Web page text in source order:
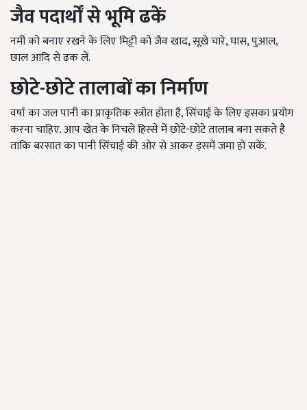
जैव पदार्थों से भूमि ढकें
नमी को बनाए रखने के लिए मिट्टी को जैव खाद, सूखे चारे, घास, पुआल,
छाल आदि से ढक लें.
छोटे-छोटे तालाबों का निर्माण
वर्षा का जल पानी का प्राकृतिक स्त्रोत होता है, सिंचाई के लिए इसका प्रयोग
करना चाहिए. आप खेत के निचले हिस्से में छोटे-छोटे तालाब बना सकते है
ताकि बरसात का पानी सिंचाई की ओर से आकर इसमें जमा हो सकें.